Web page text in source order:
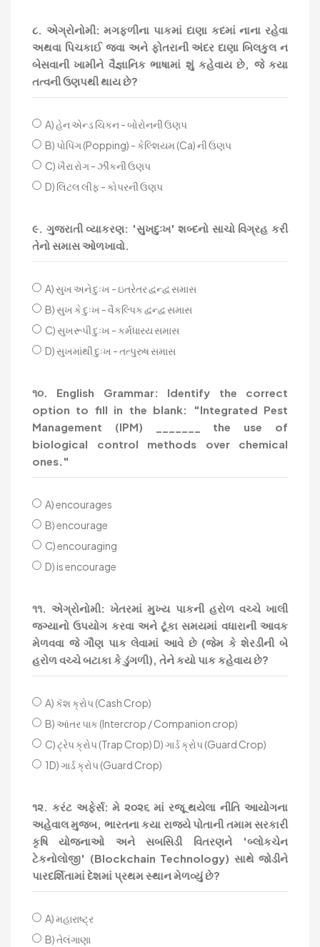
૮. એગ્રોનોમી: મગફળીના પાકમાં દાણા કદમાં નાના રહેવા
અથવા પિચકાઈ જવા અને ફોતરાની અંદર દાણા બિલકુલ ન
બેસવાની ખામીને વૈજ્ઞાનિક ભાષામાં શું કહેવાય છે, જે કયા
તત્વની ઉણપથી થાય છે?
A) હેન એન્ડ ચિકન - બોરોનની ઉણપ
B) પોપિંગ (Popping) - કેલ્શિયમ (Ca) ની ઉણપ
C) ખૈરા રોગ - ઝીંકની ઉણપ
D) લિટલ લીફ - કોપરની ઉણપ
૯. ગુજરાતી વ્યાકરણ: 'સુખદુઃખ' શબ્દનો સાચો વિગ્રહ કરી
તેનો સમાસ ઓળખાવો.
A) સુખ અને દુઃખ - ઇતરેતર દ્વન્દ્વ સમાસ
B) સુખ કે દુઃખ - વૈકલ્પિક દ્વન્દ્વ સમાસ
C) સુખરૂપી દુઃખ - કર્મધારય સમાસ
D) સુખમાંથી દુઃખ - તત્પુરુષ સમાસ
૧૦. English Grammar: Identify the correct
option to fill in the blank: "Integrated Pest
Management (IPM) _______ the use of
biological control methods over chemical
ones."
A) encourages
B) encourage
C) encouraging
D) is encourage
૧૧. એગ્રોનોમી: ખેતરમાં મુખ્ય પાકની હરોળ વચ્ચે ખાલી
જગ્યાનો ઉપયોગ કરવા અને ટૂંકા સમયમાં વધારાની આવક
મેળવવા જે ગૌણ પાક લેવામાં આવે છે (જેમ કે શેરડીની બે
હરોળ વચ્ચે બટાકા કે ડુંગળી), તેને કયો પાક કહેવાય છે?
A) કૅશ ક્રોપ (Cash Crop)
B) આંતર પાક (Intercrop / Companion crop)
C) ટ્રેપ ક્રોપ (Trap Crop) D) ગાર્ડ ક્રોપ (Guard Crop)
1D) ગાર્ડ ક્રોપ (Guard Crop)
૧૨. કરંટ અફેર્સ: મે ૨૦૨૬ માં રજૂ થયેલા નીતિ આયોગના
અહેવાલ મુજબ, ભારતના કયા રાજ્યે પોતાની તમામ સરકારી
કૃષિ યોજનાઓ અને સબસિડી વિતરણને 'બ્લોકચેન
ટેકનોલોજી' (Blockchain Technology) સાથે જોડીને
પારદર્શિતામાં દેશમાં પ્રથમ સ્થાન મેળવ્યું છે?
A) મહારાષ્ટ્ર
B) તેલંગાણા